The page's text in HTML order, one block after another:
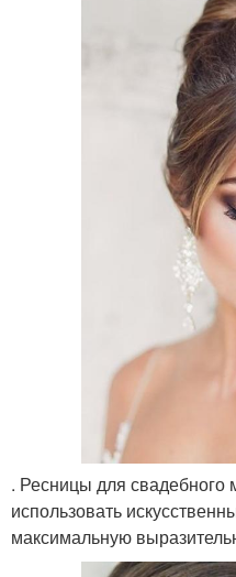
. Ресницы для свадебного
использовать
максимальную